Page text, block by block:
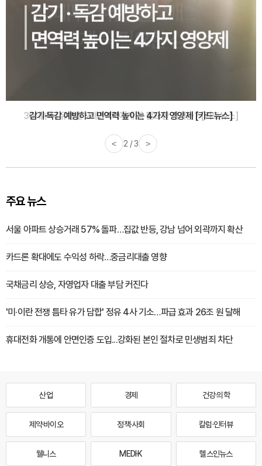
감기·독감 예방하고 면역력 높이는 4가지 영양제 [카드뉴스]
< 3 / 3 >
주요 뉴스
서울 아파트 상승거래 57% 돌파…집값 반등, 강남 넘어 외곽까지 확산
카드론 확대에도 수익성 하락…중금리대출 영향
국채금리 상승, 자영업자 대출 부담 커진다
'미·이란 전쟁 틈타 유가 담합' 정유 4사 기소…파급 효과 26조 원 달해
휴대전화 개통에 안면인증 도입...강화된 본인 절차로 민생범죄 차단
산업 경제 건강·의학
제약·바이오 정책·사회 칼럼·인터뷰
웰니스 MEDI·K 헬스인뉴스